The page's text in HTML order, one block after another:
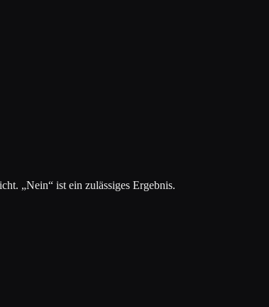
„Nein“ ist ein zulässiges Ergebnis.